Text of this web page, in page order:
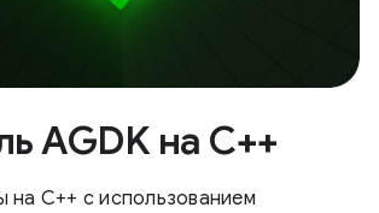
AGDK на C++
на C++ с использованием